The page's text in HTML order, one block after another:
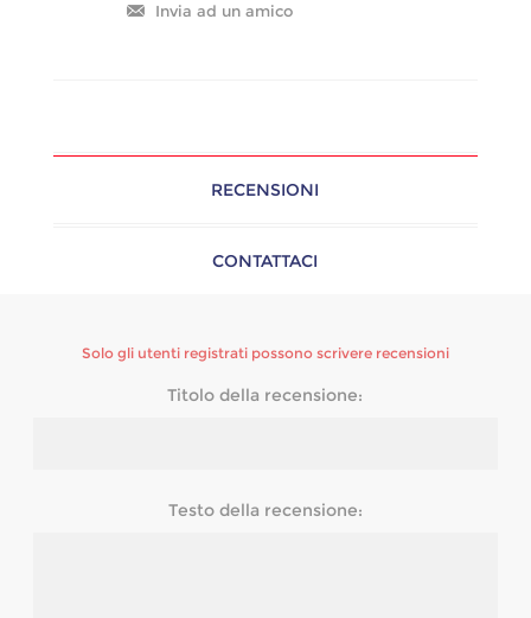
RECENSIONI
CONTATTACI
Solo gli utenti registrati possono scrivere recensioni
Titolo della recensione:
Testo della recensione: